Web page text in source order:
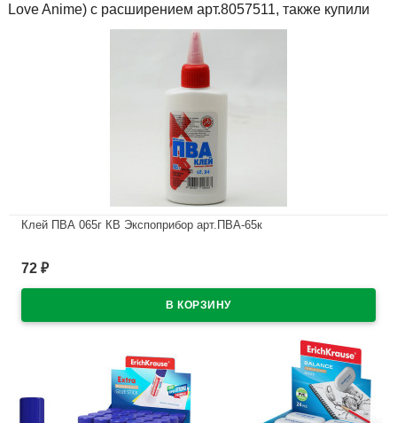
Love Anime) с расширением арт.8057511, также купили
Клей ПВА 065г КВ Экспоприбор арт.ПВА-65к
72 ₽